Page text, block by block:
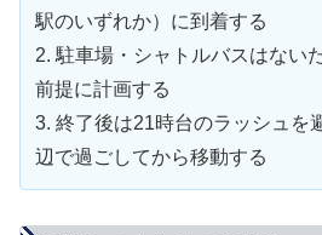
駅のいずれか）に到着する
2. 駐車場・シャトルバスはない
前提に計画する
3. 終了後は21時台のラッシュを
辺で過ごしてから移動する